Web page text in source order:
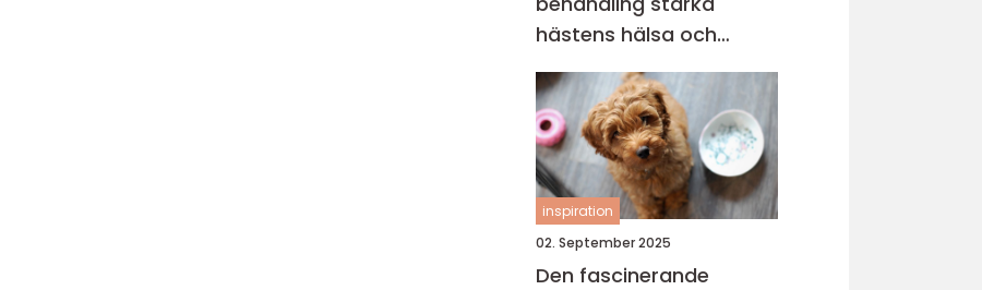
hästens hälsa och
prestation
inspiration
02. September 2025
Den fascinerande